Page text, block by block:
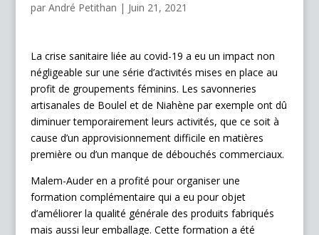
par André Petithan | Juin 21, 2021
La crise sanitaire liée au covid-19 a eu un impact non
négligeable sur une série d’activités mises en place au
profit de groupements féminins. Les savonneries
artisanales de Boulel et de Niahène par exemple ont dû
diminuer temporairement leurs activités, que ce soit à
cause d’un approvisionnement difficile en matières
première ou d’un manque de débouchés commerciaux.
Malem-Auder en a profité pour organiser une
formation complémentaire qui a eu pour objet
d’améliorer la qualité générale des produits fabriqués
mais aussi leur emballage. Cette formation a été